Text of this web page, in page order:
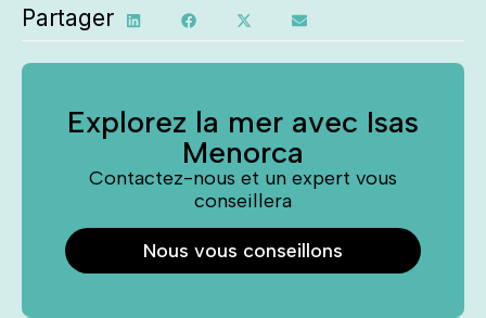
Partager
Explorez la mer avec Isas
Menorca
Contactez-nous et un expert vous
conseillera
Nous vous conseillons